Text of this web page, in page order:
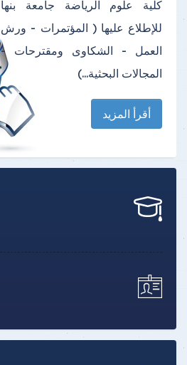
كلية علوم الرياضة جامعة بنها
للإطلاع عليها ( المؤتمرات - ورش
العمل - الشكاوى ومقترحات -
المجالات البحثية...)
أقرأ المزيد